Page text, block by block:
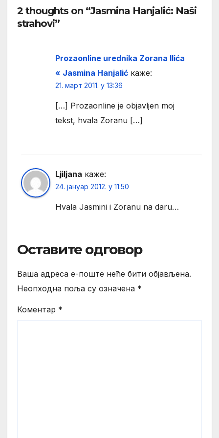
2 thoughts on “Jasmina Hanjalić: Naši
strahovi”
Prozaonline urednika Zorana Ilića
« Jasmina Hanjalić каже:
21. март 2011. у 13:36
[…] Prozaonline je objavljen moj
tekst, hvala Zoranu […]
Ljiljana каже:
24. јануар 2012. у 11:50
Hvala Jasmini i Zoranu na daru…
Оставите одговор
Ваша адреса е-поште неће бити објављена.
Неопходна поља су означена *
Коментар *